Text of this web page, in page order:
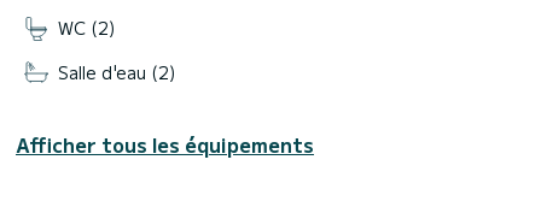
WC (2)
Salle d'eau (2)
Afficher tous les équipements